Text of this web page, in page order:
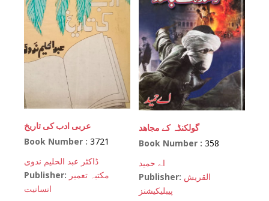
عربی ادب کی تاریخ
Book Number : 3721
ڈاکٹر عبد الحلیم ندوی
Publisher: مکتبہ تعمیر
انسانیت
گولکنڈہ کے مجاھد
Book Number :358
اے حمید
Publisher: القریش
پیبلیکیشنز